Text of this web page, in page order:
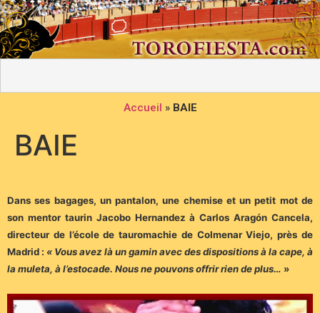
Accueil » BAIE
BAIE
Dans ses bagages, un pantalon,une chemise et un petit mot de
son mentor taurin Jacobo Hernandez àCarlos Aragón Cancela,
directeur de l’école de tauromachie de Colmenar Viejo,près de
Madrid : « Vous avez là un gamin avec des dispositions à la cape, à
la muleta, à l’estocade. Nous ne pouvons offrir rien de plus… »